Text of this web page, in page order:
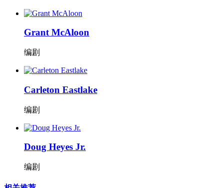
Grant McAloon
编剧
Carleton Eastlake
编剧
Doug Heyes Jr.
编剧